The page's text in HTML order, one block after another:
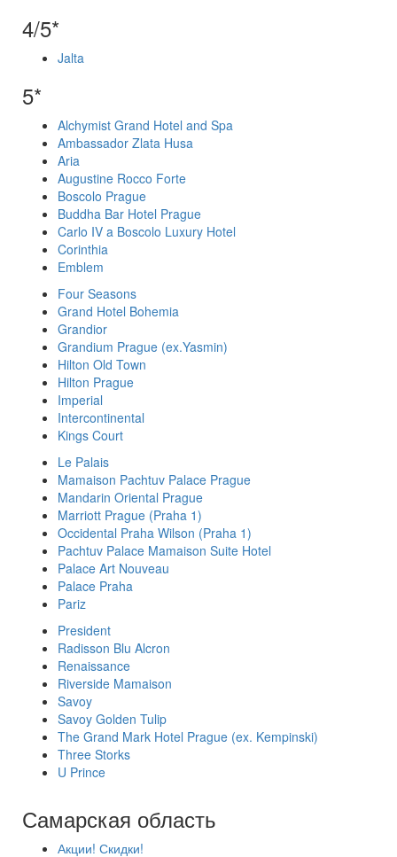
4/5*
Jalta
5*
Alchymist Grand Hotel and Spa
Ambassador Zlata Husa
Aria
Augustine Rocco Forte
Boscolo Prague
Buddha Bar Hotel Prague
Carlo IV a Boscolo Luxury Hotel
Corinthia
Emblem
Four Seasons
Grand Hotel Bohemia
Grandior
Grandium Prague (ex.Yasmin)
Hilton Old Town
Hilton Prague
Imperial
Intercontinental
Kings Court
Le Palais
Mamaison Pachtuv Palace Prague
Mandarin Oriental Prague
Marriott Prague (Praha 1)
Occidental Praha Wilson (Praha 1)
Pachtuv Palace Mamaison Suite Hotel
Palace Art Nouveau
Palace Praha
Pariz
President
Radisson Blu Alcron
Renaissance
Riverside Mamaison
Savoy
Savoy Golden Tulip
The Grand Mark Hotel Prague (ex. Kempinski)
Three Storks
U Prince
Самарская область
Акции! Скидки!